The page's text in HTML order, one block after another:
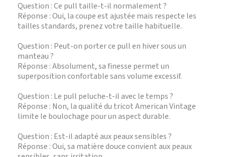
Question : Ce pull taille-t-il normalement ?
Réponse : Oui, la coupe est ajustée mais respecte les
tailles standards, prenez votre taille habituelle.
Question : Peut-on porter ce pull en hiver sous un
manteau ?
Réponse : Absolument, sa finesse permet un
superposition confortable sans volume excessif.
Question : Le pull peluche-t-il avec le temps ?
Réponse : Non, la qualité du tricot American Vintage
limite le boulochage pour un aspect durable.
Question : Est-il adapté aux peaux sensibles ?
Réponse : Oui, sa matière douce convient aux peaux